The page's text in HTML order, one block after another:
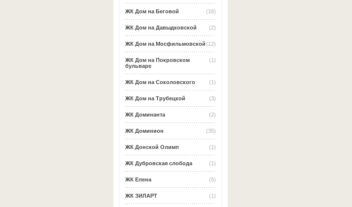
(16)
ЖК Дом на Беговой
(2)
ЖК Дом на Давыдковской
(12)
ЖК Дом на Мосфильмовской
(1)
ЖК Дом на Покровском
бульваре
(1)
ЖК Дом на Соколовского
(3)
ЖК Дом на Трубецкой
(2)
ЖК Доминанта
(35)
ЖК Доминион
(1)
ЖК Донской Олимп
(1)
ЖК Дубровская слобода
(5)
ЖК Елена
(1)
ЖК ЗИЛАРТ